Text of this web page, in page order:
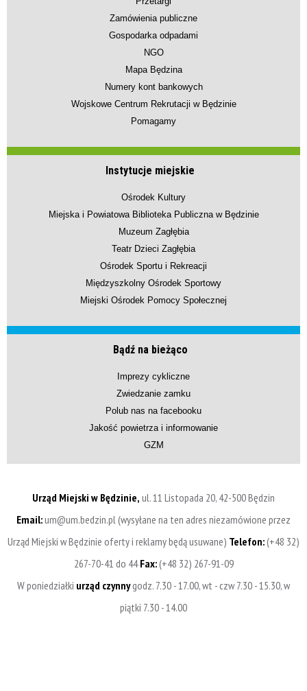
Zamówienia publiczne
Gospodarka odpadami
NGO
Mapa Będzina
Numery kont bankowych
Wojskowe Centrum Rekrutacji w Będzinie
Pomagamy
Instytucje miejskie
Ośrodek Kultury
Miejska i Powiatowa Biblioteka Publiczna w Będzinie
Muzeum Zagłębia
Teatr Dzieci Zagłębia
Ośrodek Sportu i Rekreacji
Międzyszkolny Ośrodek Sportowy
Miejski Ośrodek Pomocy Społecznej
Bądź na bieżąco
Imprezy cykliczne
Zwiedzanie zamku
Polub nas na facebooku
Jakość powietrza i informowanie
GZM
Urząd Miejski w Będzinie, ul. 11 Listopada 20, 42-500 Będzin
Email:um@um.bedzin.pl (wysyłane na ten adres niezamówione przez
Urząd Miejski w Będzinie oferty i reklamy będą usuwane) Telefon:(+48 32)
267-70-41 do 44Fax:(+48 32) 267-91-09
W poniedziałki urząd czynnygodz. 7.30 - 17.00, wt - czw 7.30 - 15.30, w
piątki 7.30 - 14.00